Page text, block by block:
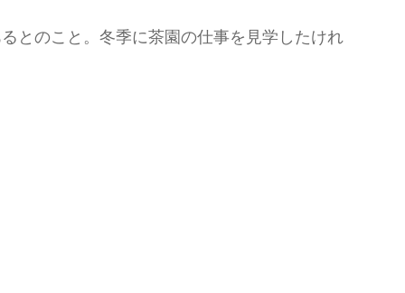
とのこと。冬季に茶園の仕事を見学したけれ